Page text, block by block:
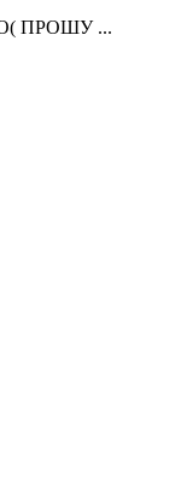
ПРОШУ ...